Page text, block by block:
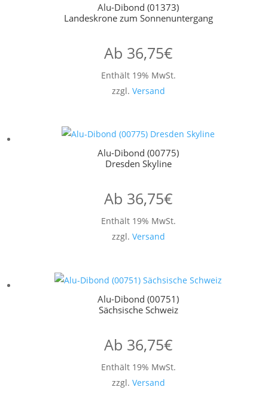
Alu-Dibond (01373)
Landeskrone zum Sonnenuntergang
Ab 36,75€
Enthält 19% MwSt.
zzgl. Versand
Alu-Dibond (00775)
Dresden Skyline
Ab 36,75€
Enthält 19% MwSt.
zzgl. Versand
Alu-Dibond (00751)
Sächsische Schweiz
Ab 36,75€
Enthält 19% MwSt.
zzgl. Versand